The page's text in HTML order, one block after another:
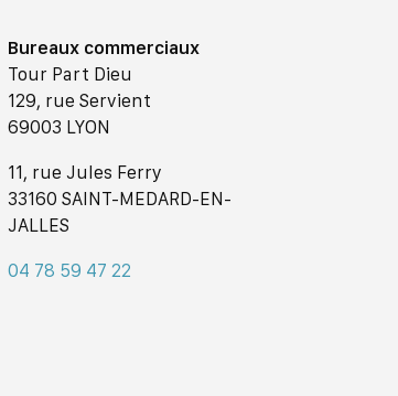
Bureaux commerciaux
Tour Part Dieu
129, rue Servient
69003 LYON
11, rue Jules Ferry
33160 SAINT-MEDARD-EN-
JALLES
04 78 59 47 22